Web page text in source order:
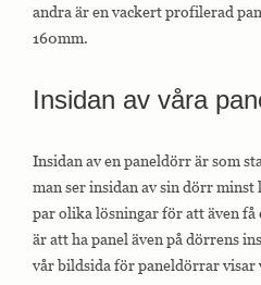
andra är en vackert profilerad
160mm.
Insidan av våra
Insidan av en paneldörr är som
man ser insidan av sin dörr
par olika lösningar för att även
är att ha panel även på dörrens
vår bildsida för paneldörrar visar